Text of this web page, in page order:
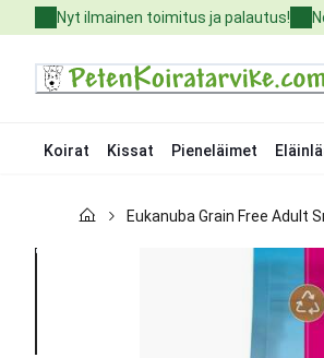
to
Nyt ilmainen toimitus ja palautus!
Koirat Kissat Pieneläimet
Kissat
Eukanuba Grain Free Adult